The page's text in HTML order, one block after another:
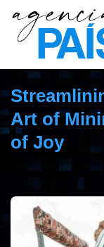
Art of
of Joy
septiembre 25, 2023